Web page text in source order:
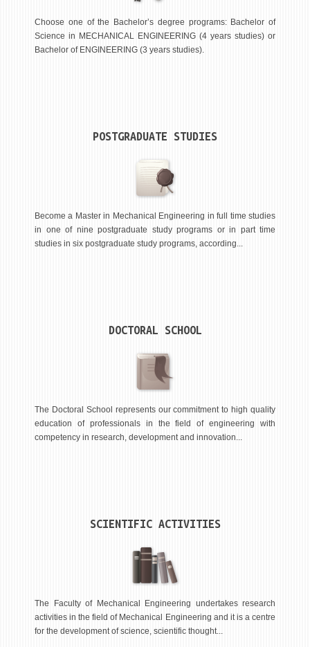
ASSISTANT PROFESSORS
PHD
INTERNATIONAL EXCHANGE
NOTIFICATIONS
Choose one of the Bachelor’s degree programs: Bachelor of
Science in MECHANICAL ENGINEERING (4 years studies) or
Bachelor of ENGINEERING (3 years studies).
POSTGRADUATE STUDIES
Become a Master in Mechanical Engineering in full time studies
in one of nine postgraduate study programs or in part time
studies in six postgraduate study programs, according...
DOCTORAL SCHOOL
The Doctoral School represents our commitment to high quality
education of professionals in the field of engineering with
competency in research, development and innovation...
SCIENTIFIC ACTIVITIES
The Faculty of Mechanical Engineering undertakes research
activities in the field of Mechanical Engineering and it is a centre
for the development of science, scientific thought...